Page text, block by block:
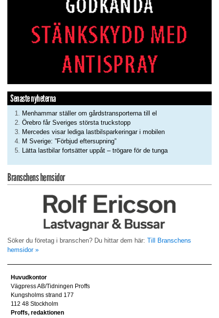
Senaste nyheterna
Menhammar ställer om gårdstransporterna till el
Örebro får Sveriges största truckstopp
Mercedes visar lediga lastbilsparkeringar i mobilen
M Sverige: ”Förbjud eftersupning”
Lätta lastbilar fortsätter uppåt – trögare för de tunga
Branschens hemsidor
Söker du företag i branschen? Du hittar dem här: Till Branschens
hemsidor »
Huvudkontor
Vägpress AB/Tidningen Proffs
Kungsholms strand 177
112 48 Stockholm
Proffs, redaktionen